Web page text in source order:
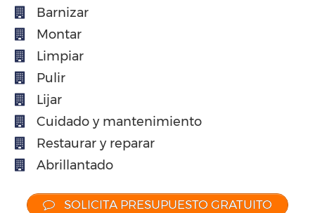
Barnizar
Montar
Limpiar
Pulir
Lijar
Cuidado y mantenimiento
Restaurar y reparar
Abrillantado
SOLICITA PRESUPUESTO GRATUITO